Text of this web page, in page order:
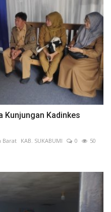
Kunjungan Kadinkes
Barat KAB. SUKABUMI 0
50